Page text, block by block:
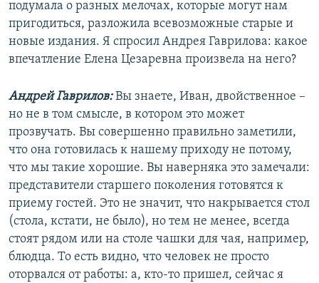
подумала о разных мелочах, которые могут нам
пригодиться, разложила всевозможные старые и
новые издания. Я спросил Андрея Гаврилова: какое
впечатление Елена Цезаревна произвела на него?
Андрей Гаврилов:Вы знаете, Иван, двойственное –
но не в том смысле, в котором это может
прозвучать. Вы совершенно правильно заметили,
что она готовилась к нашему приходу не потому,
что мы такие хорошие. Вы наверняка это замечали:
представители старшего поколения готовятся к
приему гостей. Это не значит, что накрывается стол
(стола, кстати, не было), но тем не менее, всегда
стоят рядом или на столе чашки для чая, например,
блюдца. То есть видно, что человек не просто
оторвался от работы: а, кто-то пришел, сейчас я